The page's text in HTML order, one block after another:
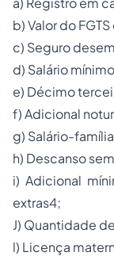
b) Valor do
c) Seguro
d) Salário
e) Décimo
f) Adicional
g) Salário-
h) Descanso
i) Adicional
extras4;
J) Quantidade
l) Licença